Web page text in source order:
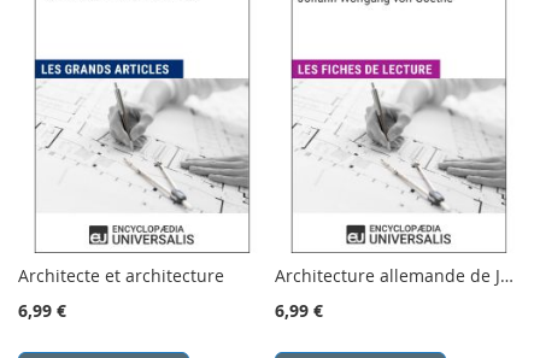
Architecte et architecture
6,99 €
Architecture allemande de Johann Wolfgang von Goethe
6,99 €